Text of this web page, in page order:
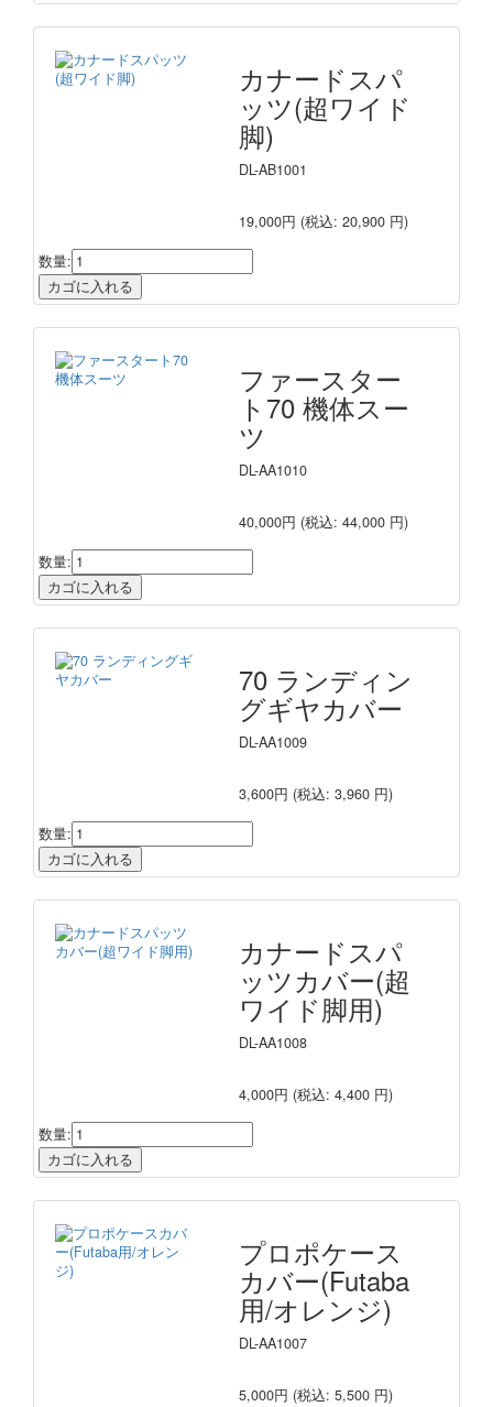
カナードスパ
ッツ(超ワイド
脚)
DL-AB1001
19,000円 (税込: 20,900 円)
数量:
ファースター
ト70 機体スー
ツ
DL-AA1010
40,000円 (税込: 44,000 円)
数量:
70 ランディン
グギヤカバー
DL-AA1009
3,600円 (税込: 3,960 円)
数量:
カナードスパ
ッツカバー(超
ワイド脚用)
DL-AA1008
4,000円 (税込: 4,400 円)
数量:
プロポケース
カバー(Futaba
用/オレンジ)
DL-AA1007
5,000円 (税込: 5,500 円)